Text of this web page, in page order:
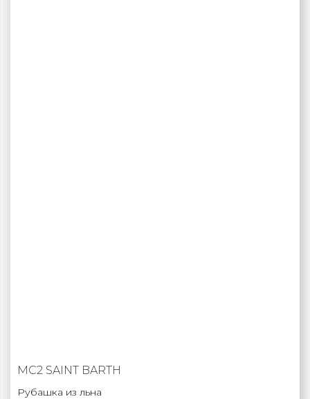
MC2 SAINT BARTH
Рубашка из льна